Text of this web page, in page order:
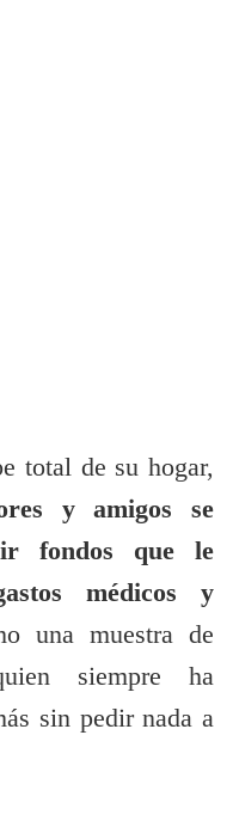
total de su hogar,
y amigos se
fondos que le
médicos y
una muestra de
siempre ha
sin pedir nada a